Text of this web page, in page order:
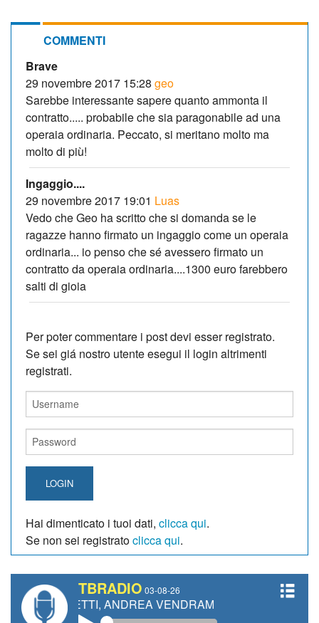
COMMENTI
Brave
29 novembre 2017 15:28 geo
Sarebbe interessante sapere quanto ammonta il
contratto..... probabile che sia paragonabile ad una
operaia ordinaria. Peccato, si meritano molto ma
molto di più!
Ingaggio....
29 novembre 2017 19:01 Luas
Vedo che Geo ha scritto che si domanda se le
ragazze hanno firmato un ingaggio come un operaia
ordinaria... io penso che sé avessero firmato un
contratto da operaia ordinaria....1300 euro farebbero
salti di gioia
Per poter commentare i post devi esser registrato.
Se sei giá nostro utente esegui il login altrimenti
registrati.
LOGIN
Hai dimenticato i tuoi dati, clicca qui.
Se non sei registratoclicca qui.
TBRADIO 03-08-26
ANDREA VENDRAME, FILIPPO FIORELLI